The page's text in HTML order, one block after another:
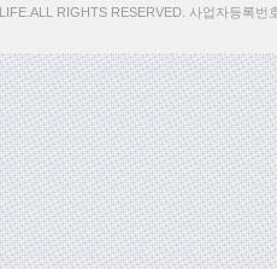
RIGHTS RESERVED. 사업자등록번